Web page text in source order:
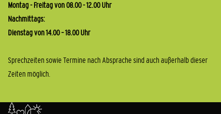
Montag - Freitag von 08.00 - 12.00 Uhr
Nachmittags:
Dienstag von 14.00 – 18.00 Uhr
Sprechzeiten sowie Termine nach Absprache sind auch außerhalb dieser
Zeiten möglich.